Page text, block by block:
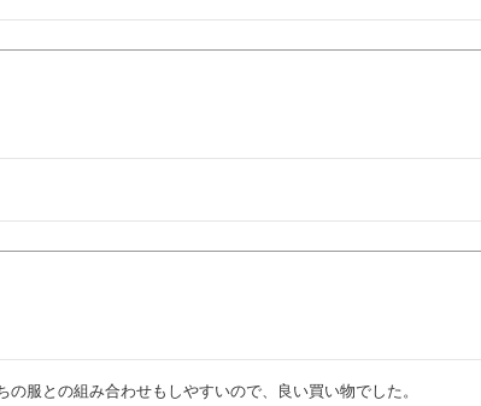
服との組み合わせもしやすいので、良い買い物でした。